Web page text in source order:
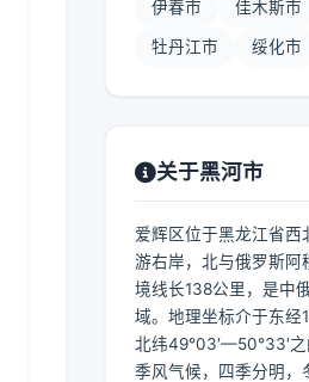
伊春市 佳木斯市
牡丹江市 绥化市
关于黑河市
爱辉区位于黑龙江省西
游右岸，北与俄罗斯阿
境线长138公里，是中
域。地理坐标介于东经
北纬49°03′—50°33′
季风气候，四季分明，